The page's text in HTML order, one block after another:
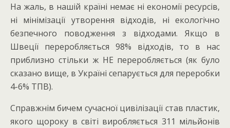
На жаль, в нашій країні немає ні економії ресурсів,
ні мінімізації утворення відходів, ні екологічно
безпечного поводження з відходами. Якщо в
Швеції переробляється 98% відходів, то в нас
приблизно стільки ж НЕ переробляється (як було
сказано вище, в Україні сепарується для переробки
4-6% ТПВ).
Справжнім бичем сучасної цивілізації став пластик,
якого щороку в світі виробляється 311 мільйонів